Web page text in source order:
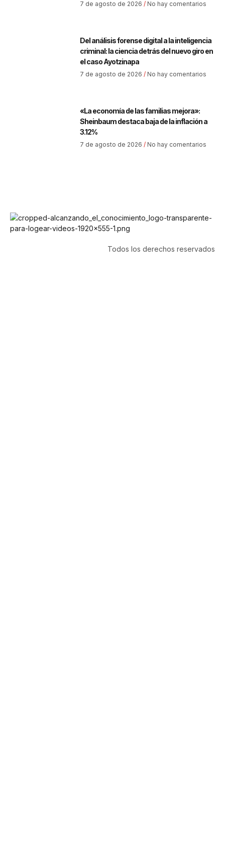
7 de agosto de 2026 No hay comentarios
Del análisis forense digital a la inteligencia
criminal: la ciencia detrás del nuevo giro en
el caso Ayotzinapa
7 de agosto de 2026 No hay comentarios
«La economía de las familias mejora»:
Sheinbaum destaca baja de la inflación a
3.12%
7 de agosto de 2026 No hay comentarios
Todos los derechos reservados